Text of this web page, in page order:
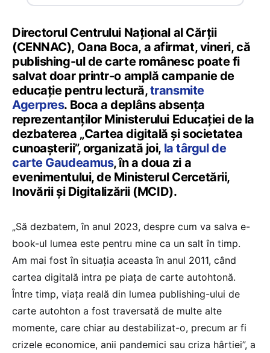
Directorul Centrului Naţional al Cărţii
(CENNAC), Oana Boca, a afirmat, vineri, că
publishing-ul de carte românesc poate fi
salvat doar printr-o amplă campanie de
educaţie pentru lectură,transmite
Agerpres. Boca a deplâns absenţa
reprezentanţilor Ministerului Educaţiei de la
dezbaterea „Cartea digitală şi societatea
cunoaşterii”, organizată joi, la târgul de
carte Gaudeamus, în a doua zi a
evenimentului, de Ministerul Cercetării,
Inovării şi Digitalizării (MCID).
„Să dezbatem, în anul 2023, despre cum va salva e-
book-ul lumea este pentru mine ca un salt în timp.
Am mai fost în situaţia aceasta în anul 2011, când
cartea digitală intra pe piaţa de carte autohtonă.
Între timp, viaţa reală din lumea publishing-ului de
carte autohton a fost traversată de multe alte
momente, care chiar au destabilizat-o, precum ar fi
crizele economice, anii pandemici sau criza hârtiei”, a